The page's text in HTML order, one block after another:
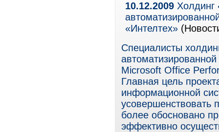
10.12.2009 Холдинг
«Интелтех»
Специалисты
Microsoft Office
Главная цель
информационной
усовершенствовать
более обосновано
эффективно